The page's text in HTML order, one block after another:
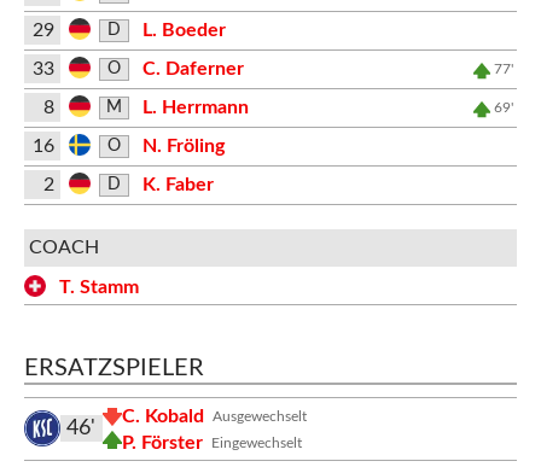
29
D
L. Boeder
33
O C. Daferner 77'
8 M L. Herrmann 69'
16 O
N. Fröling
2
D K. Faber
COACH
T. Stamm
ERSATZSPIELER
Ausgewechselt
C. Kobald
Eingewechselt
P. Förster
46'